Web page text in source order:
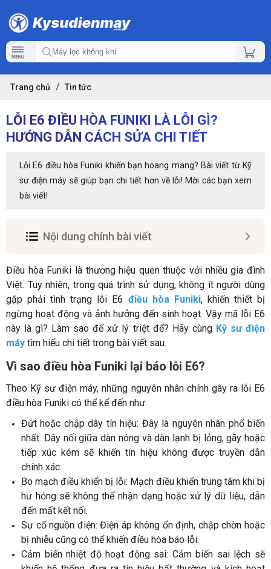
Trang chủ Tin tức
LỖI E6 ĐIỀU HÒA FUNIKI LÀ LỖI GÌ?
HƯỚNG DẪN CÁCH SỬA CHI TIẾT
Lỗi E6 điều hòa Funiki khiến bạn hoang mang? Bài viết từ Kỹ
sư điện máy sẽ giúp bạn chi tiết hơn về lỗi! Mời các bạn xem
bài viết!
Nội dung chính bài viết
Điều hòa Funiki là thương hiệu quen thuộc với nhiều gia đình
Việt. Tuy nhiên, trong quá trình sử dụng, không ít người dùng
gặp phải tình trạng lỗi E6 điều hòa Funiki, khiến thiết bị
ngừng hoạt động và ảnh hưởng đến sinh hoạt. Vậy mã lỗi E6
này là gì? Làm sao để xử lý triệt để? Hãy cùng Kỹ sư điện
máy tìm hiểu chi tiết trong bài viết sau.
Vì sao điều hòa Funiki lại báo lỗi E6?
Theo Kỹ sư điện máy, những nguyên nhân chính gây ra lỗi E6
điều hòa Funiki có thể kể đến như:
Đứt hoặc chập dây tín hiệu: Đây là nguyên nhân phổ biến
nhất. Dây nối giữa dàn nóng và dàn lạnh bị lỏng, gãy hoặc
tiếp xúc kém sẽ khiến tín hiệu không được truyền dẫn
chính xác.
Bo mạch điều khiển bị lỗi: Mạch điều khiển trung tâm khi bị
hư hỏng sẽ không thể nhận dạng hoặc xử lý dữ liệu, dẫn
đến mất kết nối.
Sự cố nguồn điện: Điện áp không ổn định, chập chờn hoặc
bị nhiễu cũng có thể khiến điều hòa báo lỗi.
Cảm biến nhiệt độ hoạt động sai: Cảm biến sai lệch sẽ